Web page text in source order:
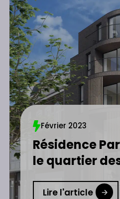
Février 2023
Résidence
le quartier
Lire l'article